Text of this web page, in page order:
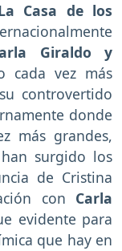
Casa de los
Giraldo y
cada vez más
controvertido
donde
más grandes,
surgido los
de Cristina
con Carla
evidente para
que hay en